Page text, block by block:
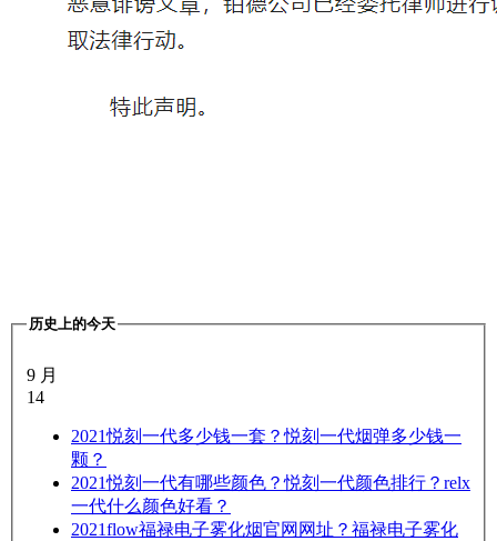
历史上的今天
9 月
14
2021悦刻一代多少钱一套？悦刻一代烟弹多少钱一
颗？
2021悦刻一代有哪些颜色？悦刻一代颜色排行？relx
一代什么颜色好看？
2021flow福禄电子雾化烟官网网址？福禄电子雾化